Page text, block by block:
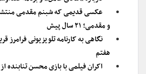
عکسی قدیمی که شبنم مقدمی منتشر
و مقدمی؛ ۲۱ سال پیش
نگاهی به کارنامه تلویزیونی فرامرز
هفتم
اکران فیلمی با بازی محسن تنابنده